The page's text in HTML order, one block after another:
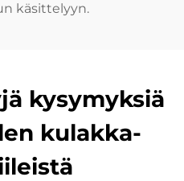
käsittelyyn.
kysymyksiä
kulakka-